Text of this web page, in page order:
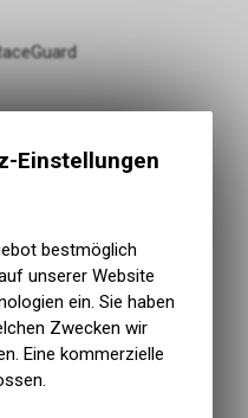
/ Enduro/ E-Bike
Einstellungen
bestmöglich
unserer Website
ein. Sie haben
Zwecken wir
Eine kommerzielle